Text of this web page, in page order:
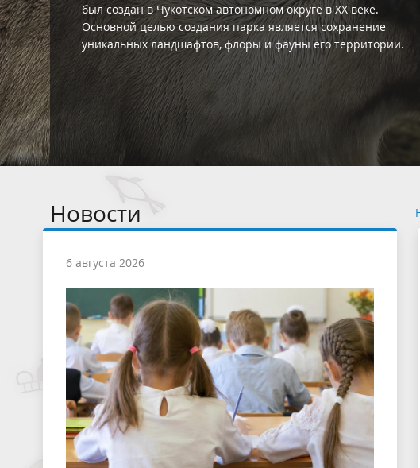
крупнейшее на северо-востоке России озеро. Его
ценность заключается как в красоте, так и в
происхождения и видового состава фауны озера и
окружающих ландшафтов. Именно с целью их
данной территории в 2015 году был создан
государственный природный заказник.
Новости
6 августа 2026